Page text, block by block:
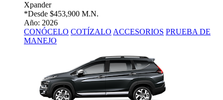
Xpander
*Desde $453,900 M.N.
Año: 2026
CONÓCELO COTÍZALO ACCESORIOS PRUEBA DE
MANEJO